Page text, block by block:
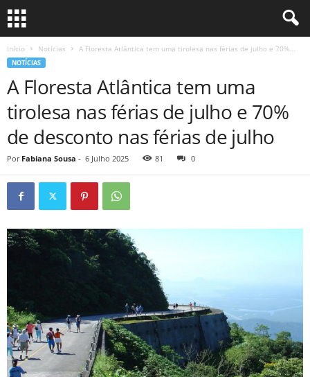
Início Notícias A Floresta Atlântica tem uma tirolesa nas férias de julho e 70%...
NOTÍCIAS
A Floresta Atlântica tem uma
tirolesa nas férias de julho e 70%
de desconto nas férias de julho
Por Fabiana Sousa - 6 Julho 2025 81 0